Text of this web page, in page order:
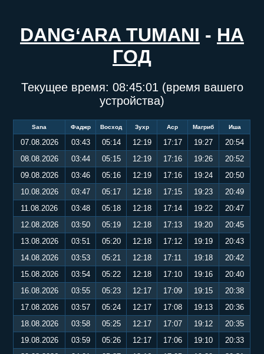
DANG‘ARA TUMANI - НА
ГОД
Текущее время: 08:45:01 (время вашего
устройства)
Sana Фаджр Восход Зухр Аср Магриб Иша
07.08.2026 03:43 05:14 12:19 17:17 19:27
20:54
08.08.2026
03:44 05:15 12:19 17:16 19:26
20:52
09.08.2026
03:46 05:16 12:19 17:16 19:24
20:50
10.08.2026
03:47 05:17 12:18 17:15 19:23
20:49
11.08.2026
03:48 05:18 12:18 17:14 19:22
20:47
12.08.2026
03:50 05:19 12:18 17:13 19:20
20:45
13.08.2026
03:51 05:20 12:18 17:12 19:19
20:43
14.08.2026
03:53 05:21 12:18 17:11 19:18
20:42
15.08.2026
03:54 05:22 12:18 17:10 19:16
20:40
16.08.2026
03:55 05:23 12:17 17:09 19:15
20:38
17.08.2026
03:57 05:24 12:17 17:08 19:13
20:36
18.08.2026
03:58 05:25 12:17 17:07 19:12
20:35
19.08.2026
03:59 05:26 12:17 17:06 19:10
20:33